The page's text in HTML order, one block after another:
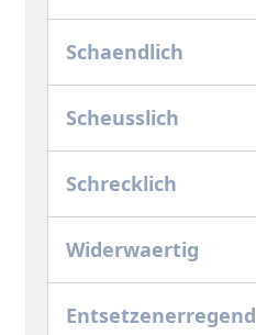
Schaendlich
Scheusslich
Schrecklich
Widerwaertig
Entsetzenerregend